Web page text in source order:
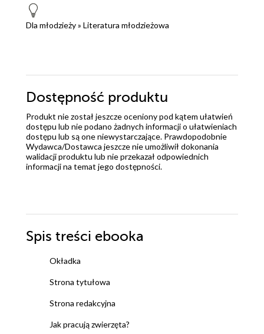
Dla młodzieży» Literatura młodzieżowa
Dostępność produktu
Produkt nie został jeszcze oceniony pod kątem ułatwień
dostępu lub nie podano żadnych informacji o ułatwieniach
dostępu lub są one niewystarczające. Prawdopodobnie
Wydawca/Dostawca jeszcze nie umożliwił dokonania
walidacji produktu lub nie przekazał odpowiednich
informacji na temat jego dostępności.
Spis treści ebooka
Okładka
Strona tytułowa
Strona redakcyjna
Jak pracują zwierzęta?